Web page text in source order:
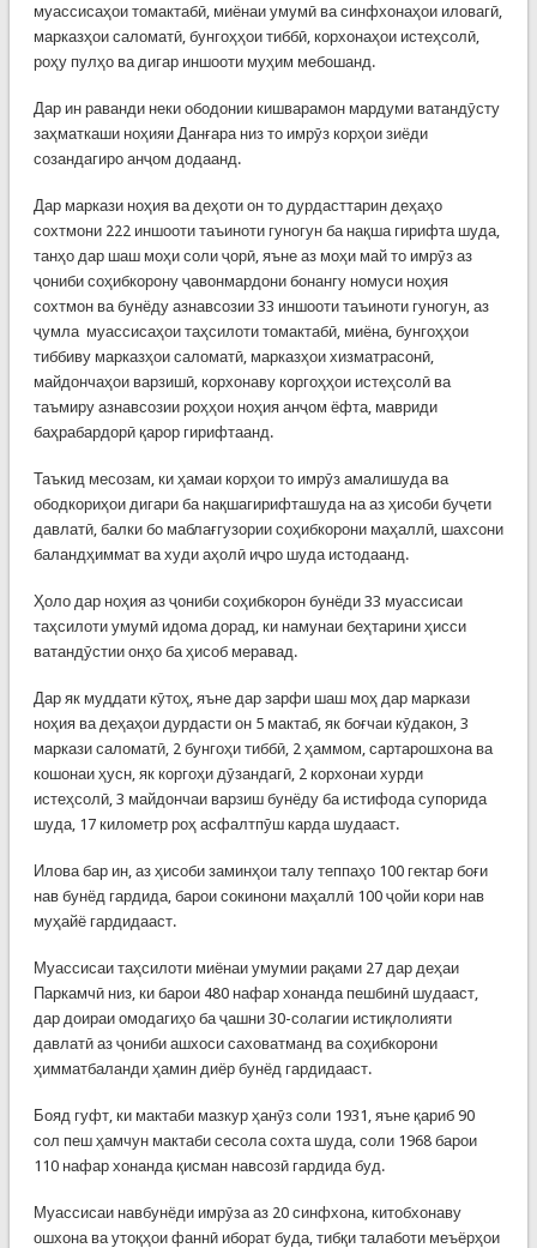
муассисаҳои томактабӣ, миёнаи умумӣ ва синфхонаҳои иловагӣ,
марказҳои саломатӣ, бунгоҳҳои тиббӣ, корхонаҳои истеҳсолӣ,
роҳу пулҳо ва дигар иншооти муҳим мебошанд.
Дар ин раванди неки ободонии кишварамон мардуми ватандӯсту
заҳматкаши ноҳияи Данғара низ то имрӯз корҳои зиёди
созандагиро анҷом додаанд.
Дар маркази ноҳия ва деҳоти он то дурдасттарин деҳаҳо
сохтмони 222 иншооти таъиноти гуногун ба нақша гирифта шуда,
танҳо дар шаш моҳи соли ҷорӣ, яъне аз моҳи май то имрӯз аз
ҷониби соҳибкорону ҷавонмардони бонангу номуси ноҳия
сохтмон ва бунёду азнавсозии 33 иншооти таъиноти гуногун, аз
ҷумла муассисаҳои таҳсилоти томактабӣ, миёна, бунгоҳҳои
тиббиву марказҳои саломатӣ, марказҳои хизматрасонӣ,
майдончаҳои варзишӣ, корхонаву коргоҳҳои истеҳсолӣ ва
таъмиру азнавсозии роҳҳои ноҳия анҷом ёфта, мавриди
баҳрабардорӣ қарор гирифтаанд.
Таъкид месозам, ки ҳамаи корҳои то имрӯз амалишуда ва
ободкориҳои дигари ба нақшагирифташуда на аз ҳисоби буҷети
давлатӣ, балки бо маблағгузории соҳибкорони маҳаллӣ, шахсони
баландҳиммат ва худи аҳолӣ иҷро шуда истодаанд.
Ҳоло дар ноҳия аз ҷониби соҳибкорон бунёди 33 муассисаи
таҳсилоти умумӣ идома дорад, ки намунаи беҳтарини ҳисси
ватандӯстии онҳо ба ҳисоб меравад.
Дар як муддати кӯтоҳ, яъне дар зарфи шаш моҳ дар маркази
ноҳия ва деҳаҳои дурдасти он 5 мактаб, як боғчаи кӯдакон, 3
маркази саломатӣ, 2 бунгоҳи тиббӣ, 2 ҳаммом, сартарошхона ва
кошонаи ҳусн, як коргоҳи дӯзандагӣ, 2 корхонаи хурди
истеҳсолӣ, 3 майдончаи варзиш бунёду ба истифода супорида
шуда, 17 километр роҳ асфалтпӯш карда шудааст.
Илова бар ин, аз ҳисоби заминҳои талу теппаҳо 100 гектар боғи
нав бунёд гардида, барои сокинони маҳаллӣ 100 ҷойи кори нав
муҳайё гардидааст.
Муассисаи таҳсилоти миёнаи умумии рақами 27 дар деҳаи
Паркамчӣ низ, ки барои 480 нафар хонанда пешбинӣ шудааст,
дар доираи омодагиҳо ба ҷашни 30-солагии истиқлолияти
давлатӣ аз ҷониби ашхоси саховатманд ва соҳибкорони
ҳимматбаланди ҳамин диёр бунёд гардидааст.
Бояд гуфт, ки мактаби мазкур ҳанӯз соли 1931, яъне қариб 90
сол пеш ҳамчун мактаби сесола сохта шуда, соли 1968 барои
110 нафар хонанда қисман навсозӣ гардида буд.
Муассисаи навбунёди имрӯза аз 20 синфхона, китобхонаву
ошхона ва утоқҳои фаннӣ иборат буда, тибқи талаботи меъёрҳои